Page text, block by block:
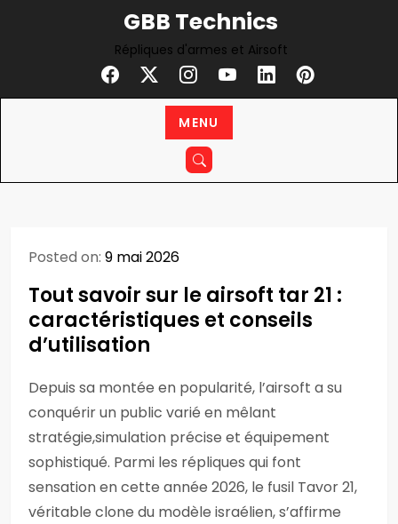
GBB Technics
Répliques d'armes et Airsoft
MENU
Posted on: 9 mai 2026
Tout savoir sur le airsoft tar 21 :
caractéristiques et conseils
d’utilisation
Depuis sa montée en popularité, l’airsoft a su
conquérir un public varié en mêlant
stratégie,simulation précise et équipement
sophistiqué. Parmi les répliques qui font
sensation en cette année 2026, le fusil Tavor 21,
véritable clone du modèle israélien, s’affirme